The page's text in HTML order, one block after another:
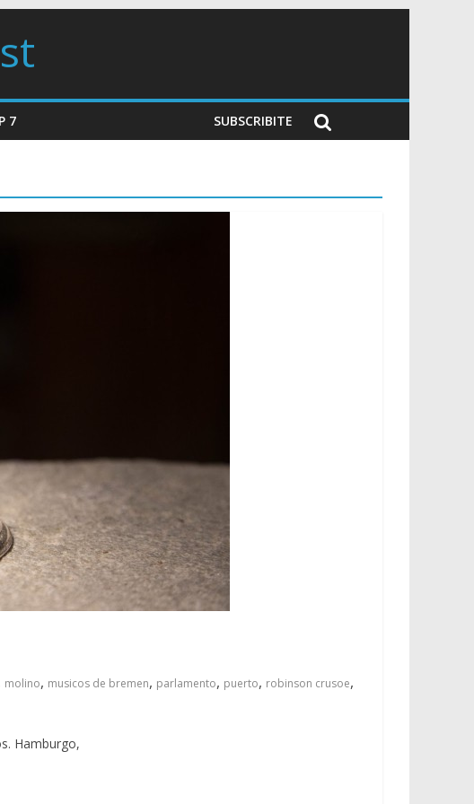
7 SUBSCRIBITE
molino, musicos de bremen, parlamento, puerto, robinson crusoe,
Hamburgo,